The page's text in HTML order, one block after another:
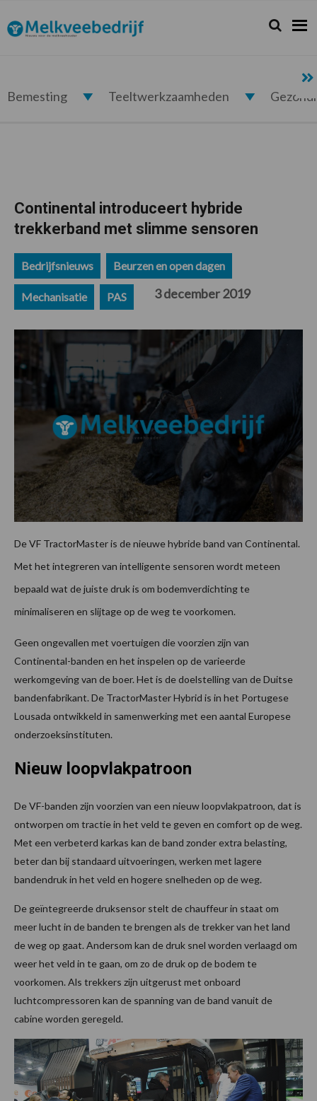
de
hoofdnavigatie
de
hoofd
de
eerste
de
voettekst
Melkveebedrijf.nl Zoeken...
Zoek
Bemesting Teeltwerkzaamheden
Continental introduceert hybride
trekkerband met slimme sensoren
Bedrijfsnieuws Beurzen en open dagen
Mechanisatie PAS 3 december 2019
De VF TractorMaster is de nieuwe hybride band van Continental.
Met het integreren van intelligente sensoren wordt meteen
bepaald wat de juiste druk is om bodemverdichting te
minimaliseren en slijtage op de weg te voorkomen.
Geen ongevallen met voertuigen die voorzien zijn van
Continental-banden en het inspelen op de varieerde
werkomgeving van de boer. Het is de doelstelling van de Duitse
bandenfabrikant. De TractorMaster Hybrid is in het Portugese
Lousada ontwikkeld in samenwerking met een aantal Europese
onderzoeksinstituten.
Nieuw loopvlakpatroon
De VF-banden zijn voorzien van een nieuw loopvlakpatroon, dat is
ontworpen om tractie in het veld te geven en comfort op de weg.
Met een verbeterd karkas kan de band zonder extra belasting,
beter dan bij standaard uitvoeringen, werken met lagere
bandendruk in het veld en hogere snelheden op de weg.
De geïntegreerde druksensor stelt de chauffeur in staat om
meer lucht in de banden te brengen als de trekker van het land
de weg op gaat. Andersom kan de druk snel worden verlaagd om
weer het veld in te gaan, om zo de druk op de bodem te
voorkomen. Als trekkers zijn uitgerust met onboard
luchtcompressoren kan de spanning van de band vanuit de
cabine worden geregeld.